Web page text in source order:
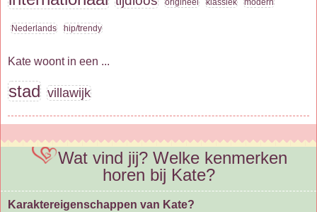
Nederlands hip/trendy
Kate woont in een ...
stad villawijk
Wat vind jij? Welke kenmerken
horen bij Kate?
Karaktereigenschappen van Kate?